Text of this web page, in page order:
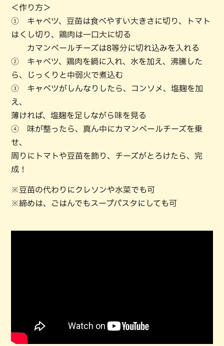
＜作り方＞
① キャベツ、豆苗は食べやすい大きさに切り、トマト
はくし切り、鶏肉は一口大に切る
カマンベールチーズは8等分に切れ込みを入れる
② キャベツ、鶏肉を鍋に入れ、水を加え、沸騰した
ら、じっくりと中弱火で煮込む
③ キャベツがしんなりしたら、コンソメ、塩麹を加
え、
薄ければ、塩麹を足しながら味を見る
④ 味が整ったら、真ん中にカマンベールチーズを乗
せ、
周りにトマトや豆苗を飾り、チーズがとろけたら、完
成！
※豆苗の代わりにクレソンや水菜でも可
※締めは、ごはんでもスープパスタにしても可